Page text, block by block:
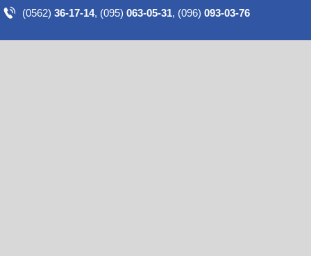
(0562) 36-17-14, (095) 063-05-31, (096) 093-03-76